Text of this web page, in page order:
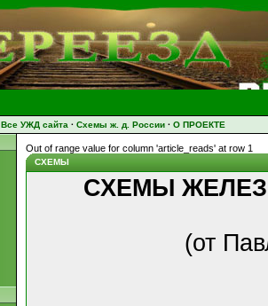
Все УЖД сайта · Схемы ж. д. России · О ПРОЕКТЕ
Out of range value for column 'article_reads' at row 1
СХЕМЫ
СХЕМЫ
(от